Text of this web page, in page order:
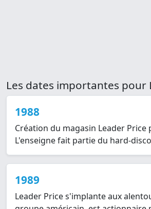
Les dates importantes pour
1988
Création du magasin Leader Price
L'enseigne fait partie du hard-
1989
Leader Price s'implante aux